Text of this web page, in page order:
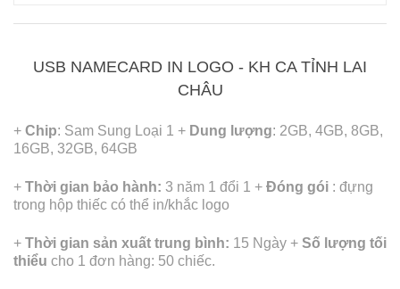
USB NAMECARD IN LOGO - KH CA TỈNH LAI
CHÂU
+ Chip: Sam Sung Loại 1 + Dung lượng: 2GB, 4GB, 8GB,
16GB, 32GB, 64GB
+ Thời gian bảo hành: 3 năm 1 đổi 1 + Đóng gói : đựng
trong hộp thiếc có thể in/khắc logo
+ Thời gian sản xuất trung bình: 15 Ngày + Số lượng tối
thiểu cho 1 đơn hàng: 50 chiếc.